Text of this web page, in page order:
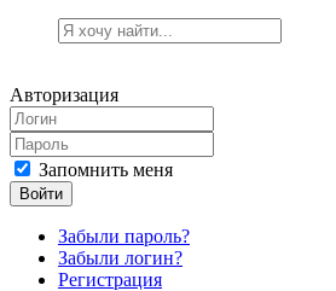
Авторизация
Запомнить меня
Войти
Забыли пароль?
Забыли логин?
Регистрация